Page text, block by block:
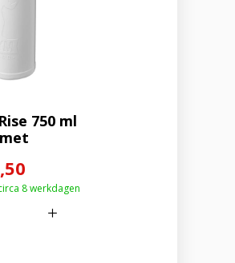
750 ml
8 werkdagen